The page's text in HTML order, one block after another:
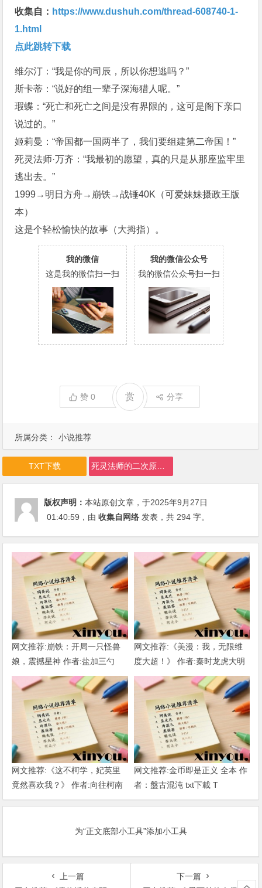
所属分类： 小说推荐
收集自： https://www.dushuh.com/thread-608740-1-
1.html
点此跳转下载
维尔汀：“我是你的司辰，所以你想逃吗？”
斯卡蒂：“说好的组一辈子深海猎人呢。”
瑕蝶：“死亡和死亡之间是没有界限的，这可是阁下亲口
说过的。”
姬莉曼：“帝国都一国两半了，我们要组建第二帝国！”
死灵法师·万齐：“我最初的愿望，真的只是从那座监牢里
逃出去。”
1999→明日方舟→崩铁→战锤40K（可爱妹妹摄政王版
本）
这是个轻松愉快的故事（大拇指）。
我的微信
这是我的微信扫一扫
我的微信公众号
我的微信公众号扫一扫
赞0 赏 分享
TXT下载 死灵法师的二次原聊天群下载
版权声明：本站原创文章，于2025年9月27日
01:40:59 ，由收集自网络 发表，共 294 字。
网文推荐:崩铁：开局一只怪兽
娘，震撼星神 作者:盐加三勺
（1-218）TXT下载
网文推荐:《美漫：我，无限维
度大超！》 作者:秦时龙虎大明
1-802章 TXT下载
网文推荐:《这不柯学，妃英里
竟然喜欢我？》 作者:向往柯南
1-189章 TXT下载
网文推荐:金币即是正义 全本 作
者：盤古混沌 txt下載 T
为“正文底部小工具”添加小工具
上一篇
下一篇